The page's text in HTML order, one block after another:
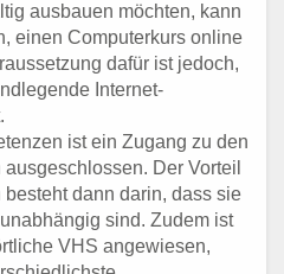
ausbauen möchten, kann
einen Computerkurs online
dafür ist jedoch,
Internet-
ist ein Zugang zu den
Der Vorteil
dann darin, dass sie
sind. Zudem ist
VHS angewiesen,